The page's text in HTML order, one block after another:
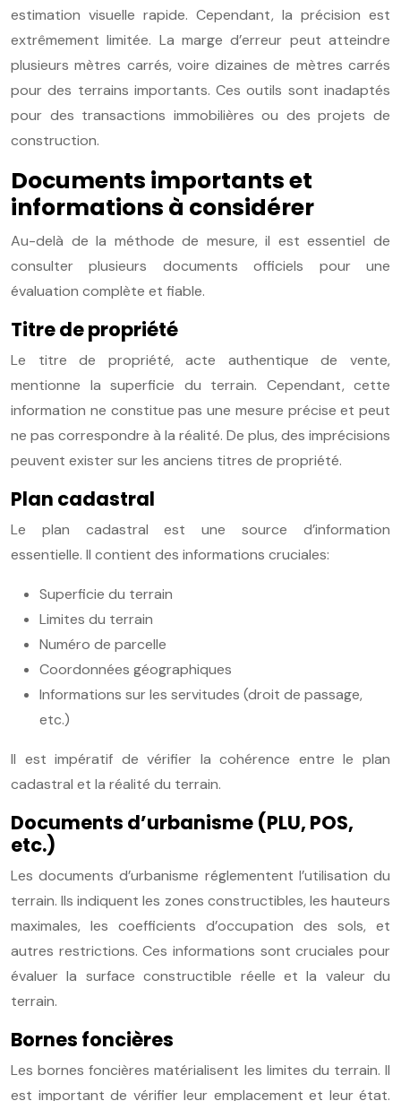
estimation visuelle rapide. Cependant, la précision est
extrêmement limitée. La marge d’erreur peut atteindre
plusieurs mètres carrés, voire dizaines de mètres carrés
pour des terrains importants. Ces outils sont inadaptés
pour des transactions immobilières ou des projets de
construction.
Documents importants et
informations à considérer
Au-delà de la méthode de mesure, il est essentiel de
consulter plusieurs documents officiels pour une
évaluation complète et fiable.
Titre de propriété
Le titre de propriété, acte authentique de vente,
mentionne la superficie du terrain. Cependant, cette
information ne constitue pas une mesure précise et peut
ne pas correspondre à la réalité. De plus, des imprécisions
peuvent exister sur les anciens titres de propriété.
Plan cadastral
Le plan cadastral est une source d’information
essentielle. Il contient des informations cruciales:
Superficie du terrain
Limites du terrain
Numéro de parcelle
Coordonnées géographiques
Informations sur les servitudes (droit de passage,
etc.)
Il est impératif de vérifier la cohérence entre le plan
cadastral et la réalité du terrain.
Documents d’urbanisme (PLU, POS,
etc.)
Les documents d’urbanisme réglementent l’utilisation du
terrain. Ils indiquent les zones constructibles, les hauteurs
maximales, les coefficients d’occupation des sols, et
autres restrictions. Ces informations sont cruciales pour
évaluer la surface constructible réelle et la valeur du
terrain.
Bornes foncières
Les bornes foncières matérialisent les limites du terrain. Il
est important de vérifier leur emplacement et leur état.